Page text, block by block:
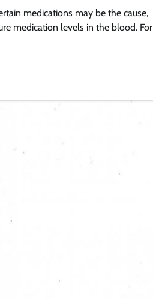
medications may be the cause,
medication levels in the blood. For